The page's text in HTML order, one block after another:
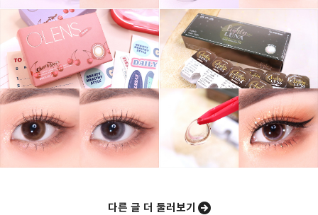
카카오스토리 밴드 네이버 블로그
다른 글 더 둘러보기